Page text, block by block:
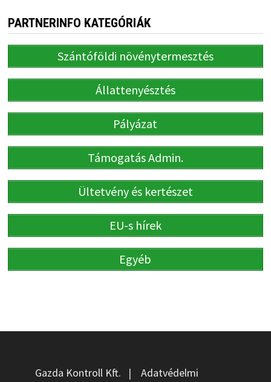
PARTNERINFO KATEGÓRIÁK
Szántóföldi növénytermesztés
Állattenyésztés
Pályázat
Támogatás Admin.
Ültetvény és kertészet
EU-s hírek
Egyéb
Gazda Kontroll Kft. | Adatvédelmi